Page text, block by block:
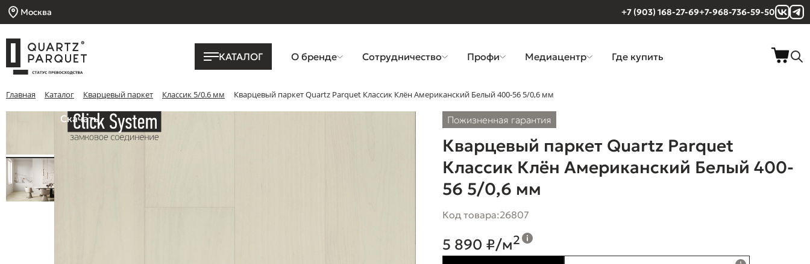
Москва +7 (903) 168-27-69+7-968-736-59-50
КАТАЛОГ О бренде Сотрудничество Профи Медиацентр Где купить
Главная Каталог Кварцевый паркет Классик 5/0.6 мм Кварцевый паркет Quartz Parquet Классик Клён Американский Белый 400-56 5/0,6 мм
Скачать Пожизненная гарантия
Кварцевый паркет Quartz Parquet
Классик Клён Американский Белый 400-
56 5/0,6 мм
Код товара:26807
5 890 ₽/м2